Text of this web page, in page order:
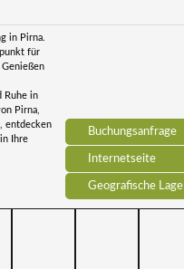
Buchungsanfrage
Internetseite
Geografische Lage
in Pirna.
für
Ruhe in
Pirna,
entdecken
Ihre